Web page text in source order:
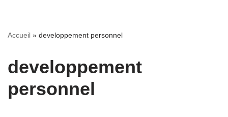
Accueil » developpement personnel
developpement
personnel